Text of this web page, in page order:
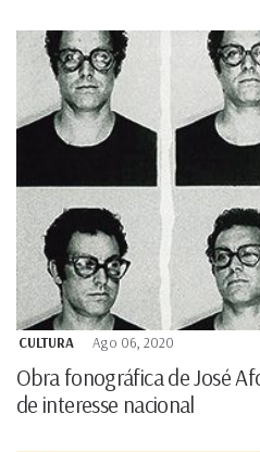
CULTURA Ago 06, 2020
Obra fonográfica de José
de interesse nacional